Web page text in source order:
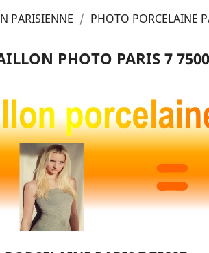
PARISIENNE
PHOTO PORCELAINE
PHOTO PARIS 7